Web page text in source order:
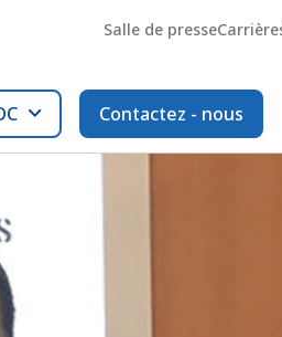
Salle de presse
Contactez - nous